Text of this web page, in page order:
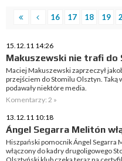
16 17 18 19
15.12.11 14:26
Makuszewski nie trafi do
Maciej Makuszewski zaprzeczył
przejściem do Stomilu Olsztyn. Taką
podawały niektóre media.
Komentarzy: 2 »
13.12.11 10:18
Ángel Segarra Melitón
Hiszpański pomocnik Ángel Segarra
włączony do kadry drugoligowego